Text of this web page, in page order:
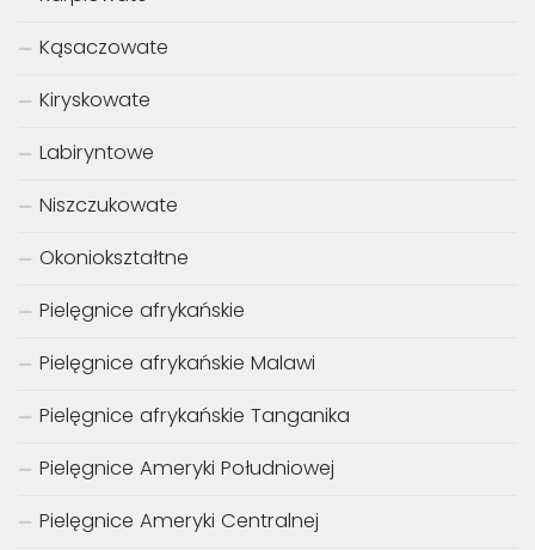
Kąsaczowate
Kiryskowate
Labiryntowe
Niszczukowate
Okoniokształtne
Pielęgnice afrykańskie
Pielęgnice afrykańskie Malawi
Pielęgnice afrykańskie Tanganika
Pielęgnice Ameryki Południowej
Pielęgnice Ameryki Centralnej